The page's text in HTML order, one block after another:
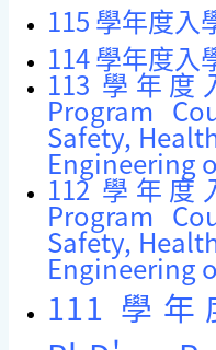
115 學年度入
114 學年度入
113 學年度
Program
Safety,
Engineering
112 學年度
Program
Safety,
Engineering
111 學